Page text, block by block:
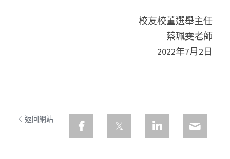
校友校董選舉主任
蔡珮雯老師
2022年7月2日
返回網站